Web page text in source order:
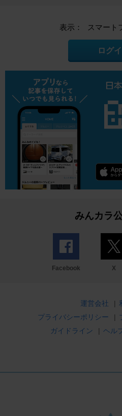
表示： スマート
ログ
みんカラ
Facebook X
運営会社 |
プライバシーポリシー
|
ガイドライン
| ヘル